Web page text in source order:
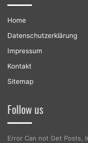
Home
Datenschutzerklärung
Impressum
Kontakt
Sitemap
Follow us
Error Can not Get Posts,